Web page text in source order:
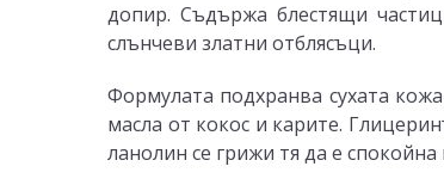
допир. Съдържа блестящи
слънчеви златни отблясъци.
Формулата подхранва сухата
масла от кокос и карите.
ланолин се грижи тя да е